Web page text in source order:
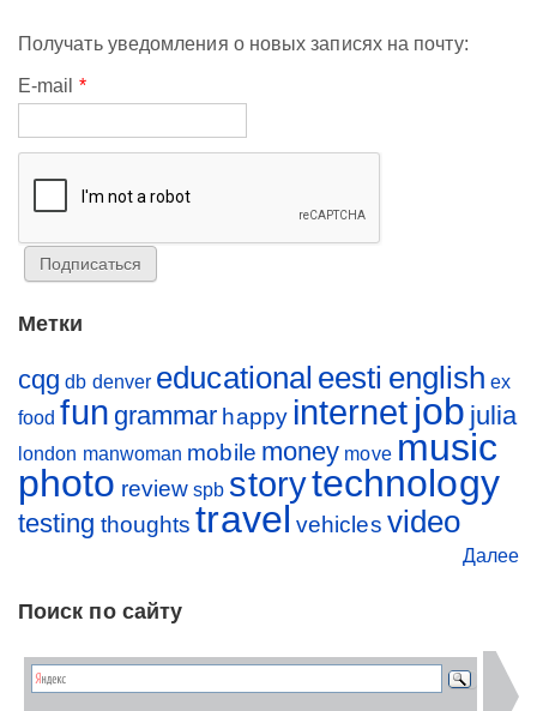
Получать уведомления о новых записях на почту:
E-mail *
Метки
cqg db denver educational eesti english ex
food fun grammar happy internet job julia
london manwoman mobile money move music
photo review spb storytechnology
testing thoughts travel vehicles video
Далее
Поиск по сайту